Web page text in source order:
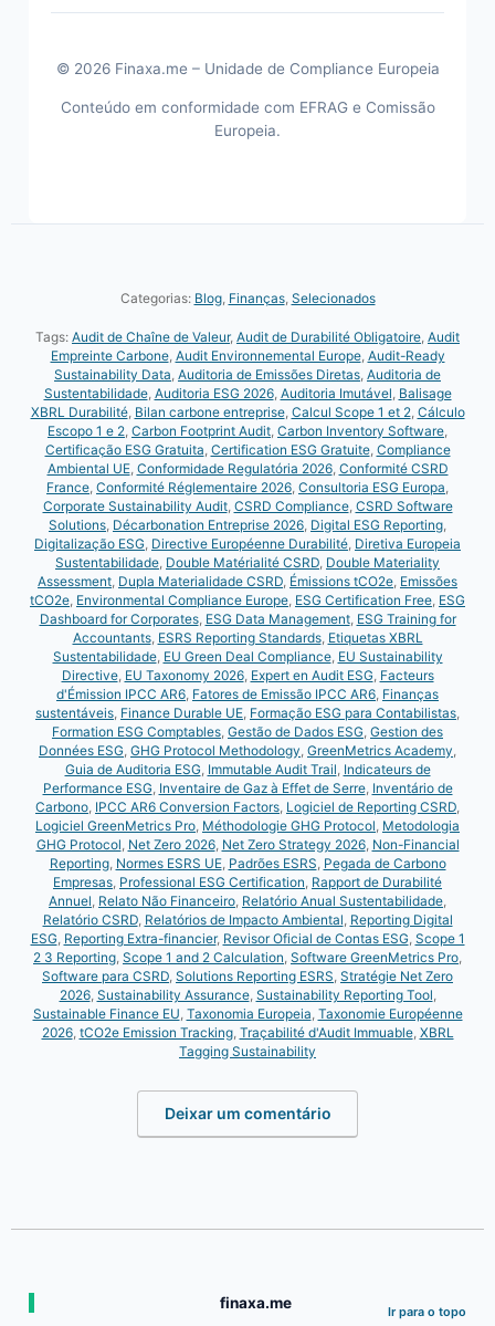
© 2026 Finaxa.me – Unidade de Compliance Europeia
Conteúdo em conformidade com EFRAG e Comissão
Europeia.
Categorias: Blog, Finanças, Selecionados
Tags: Audit de Chaîne de Valeur, Audit de Durabilité Obligatoire, Audit
Empreinte Carbone, Audit Environnemental Europe, Audit-Ready
Sustainability Data, Auditoria de Emissões Diretas, Auditoria de
Sustentabilidade, Auditoria ESG 2026, Auditoria Imutável, Balisage
XBRL Durabilité, Bilan carbone entreprise, Calcul Scope 1 et 2, Cálculo
Escopo 1 e 2, Carbon Footprint Audit, Carbon Inventory Software,
Certificação ESG Gratuita, Certification ESG Gratuite, Compliance
Ambiental UE, Conformidade Regulatória 2026, Conformité CSRD
France, Conformité Réglementaire 2026, Consultoria ESG Europa,
Corporate Sustainability Audit, CSRD Compliance, CSRD Software
Solutions, Décarbonation Entreprise 2026, Digital ESG Reporting,
Digitalização ESG, Directive Européenne Durabilité, Diretiva Europeia
Sustentabilidade, Double Matérialité CSRD, Double Materiality
Assessment, Dupla Materialidade CSRD, Émissions tCO2e, Emissões
tCO2e, Environmental Compliance Europe, ESG Certification Free, ESG
Dashboard for Corporates, ESG Data Management, ESG Training for
Accountants, ESRS Reporting Standards, Etiquetas XBRL
Sustentabilidade, EU Green Deal Compliance, EU Sustainability
Directive, EU Taxonomy 2026, Expert en Audit ESG, Facteurs
d'Émission IPCC AR6, Fatores de Emissão IPCC AR6, Finanças
sustentáveis, Finance Durable UE, Formação ESG para Contabilistas,
Formation ESG Comptables, Gestão de Dados ESG, Gestion des
Données ESG, GHG Protocol Methodology, GreenMetrics Academy,
Guia de Auditoria ESG, Immutable Audit Trail, Indicateurs de
Performance ESG, Inventaire de Gaz à Effet de Serre, Inventário de
Carbono, IPCC AR6 Conversion Factors, Logiciel de Reporting CSRD,
Logiciel GreenMetrics Pro, Méthodologie GHG Protocol, Metodologia
GHG Protocol, Net Zero 2026, Net Zero Strategy 2026, Non-Financial
Reporting, Normes ESRS UE, Padrões ESRS, Pegada de Carbono
Empresas, Professional ESG Certification, Rapport de Durabilité
Annuel, Relato Não Financeiro, Relatório Anual Sustentabilidade,
Relatório CSRD, Relatórios de Impacto Ambiental, Reporting Digital
ESG, Reporting Extra-financier, Revisor Oficial de Contas ESG, Scope 1
2 3 Reporting, Scope 1 and 2 Calculation, Software GreenMetrics Pro,
Software para CSRD, Solutions Reporting ESRS, Stratégie Net Zero
2026, Sustainability Assurance, Sustainability Reporting Tool,
Sustainable Finance EU, Taxonomia Europeia, Taxonomie Européenne
2026, tCO2e Emission Tracking, Traçabilité d'Audit Immuable, XBRL
Tagging Sustainability
Deixar um comentário
finaxa.me Ir para o topo